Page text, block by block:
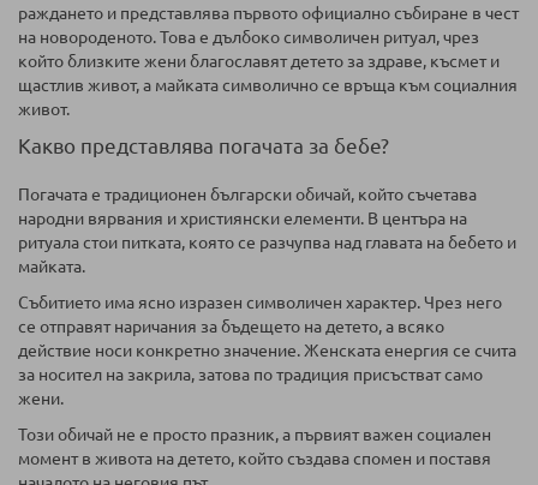
раждането и представлява първото официално събиране в чест
на новороденото. Това е дълбоко символичен ритуал, чрез
който близките жени благославят детето за здраве, късмет и
щастлив живот, а майката символично се връща към социалния
живот.
Какво представлява погачата за бебе?
Погачата е традиционен български обичай, който съчетава
народни вярвания и християнски елементи. В центъра на
ритуала стои питката, която се разчупва над главата на бебето и
майката.
Събитието има ясно изразен символичен характер. Чрез него
се отправят наричания за бъдещето на детето, а всяко
действие носи конкретно значение. Женската енергия се счита
за носител на закрила, затова по традиция присъстват само
жени.
Този обичай не е просто празник, а първият важен социален
момент в живота на детето, който създава спомен и поставя